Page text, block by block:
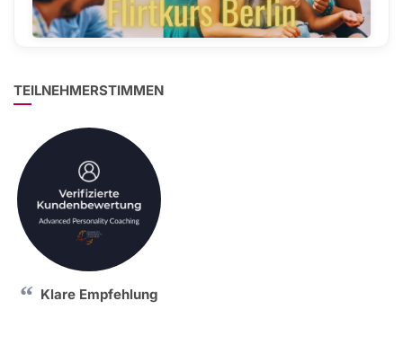
TEILNEHMERSTIMMEN
Klare Empfehlung